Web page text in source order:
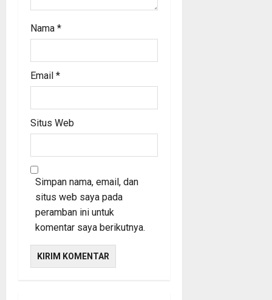
Nama *
Email *
Situs Web
Simpan nama, email, dan
situs web saya pada
peramban ini untuk
komentar saya berikutnya.